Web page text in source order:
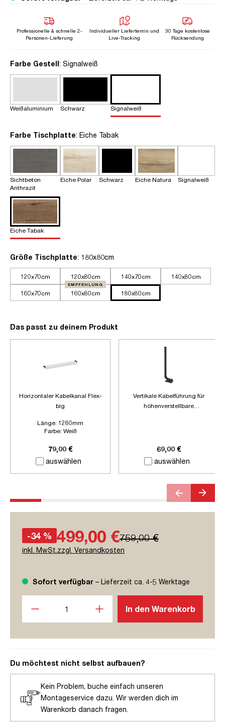
Professionelle & schnelle 2-
Personen-Lieferung
Individueller Liefertemin und
Live-Tracking
30 Tage kostenlose
Rücksendung
Farbe Gestellauswählen
: Signalweiß
Weißaluminium Schwarz Signalweiß
Farbe Tischplatteauswählen
: Eiche Tabak
Sichtbeton
Anthrazit
Eiche Polar Schwarz Eiche Natura Signalweiß
Eiche Tabak
Größe Tischplatteauswählen
: 180x80cm
120x70cm 120x80cm 140x70cm 140x80cm
160x70cm 160x80cm
EMPFEHLUNG
180x80cm
Das passt zu deinem Produkt
auswählen
Horizontaler Kabelkanal Flex-
big
Länge: 1280mm
Farbe: Weiß
79,00 €
auswählen
Vertikale Kabelführung für
höhenverstellbare
69,00 €
-34 % 499,00 €759,00 €
inkl. MwSt.zzgl. Versandkosten
Sofort verfügbar – Lieferzeit ca. 4-5 Werktage
In den Warenkorb
Du möchtest nicht selbst aufbauen?
Kein Problem, buche einfach unseren
Montageservice dazu. Wir werden dich im
Warenkorb danach fragen.